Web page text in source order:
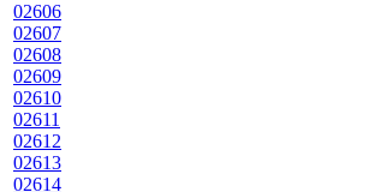
02606
02607
02608
02609
02610
02611
02612
02613
02614